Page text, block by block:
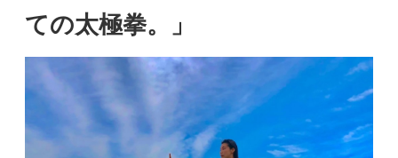
ての太極拳。」